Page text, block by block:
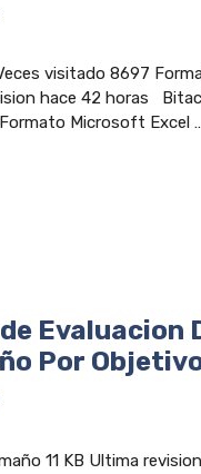
visitado 8697
hace 42 horas
Microsoft Excel
Evaluacion
Por
11 KB Ultima